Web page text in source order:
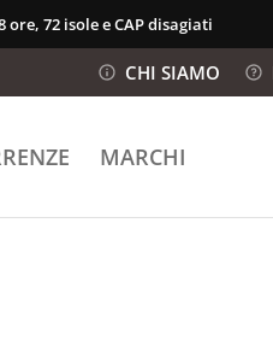
72 isole e CAP disagiati
CHI SIAMO
MARCHI